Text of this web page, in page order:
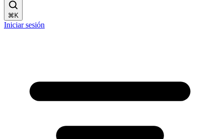
⌘ K
Iniciar sesión